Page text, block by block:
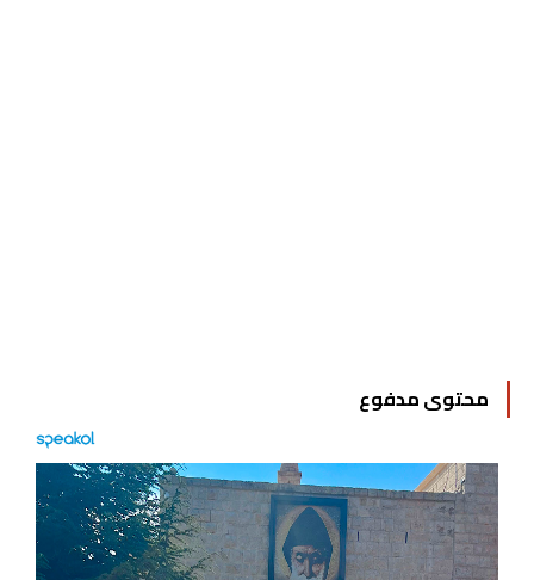
محتوى مدفوع